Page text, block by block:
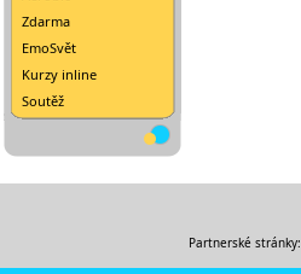
Zdarma
EmoSvět
Kurzy inline
Soutěž
Partnerské stránky: